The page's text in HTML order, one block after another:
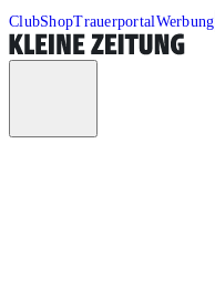
ClubShopTrauerportalWerbung